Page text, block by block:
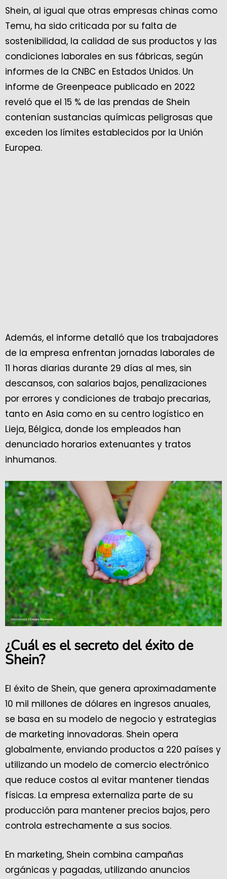
Shein, al igual que otras empresas chinas como
Temu, ha sido criticada por su falta de
sostenibilidad, la calidad de sus productos y las
condiciones laborales en sus fábricas, según
informes de la CNBC en Estados Unidos. Un
informe de Greenpeace publicado en 2022
reveló que el 15 % de las prendas de Shein
contenían sustancias químicas peligrosas que
exceden los límites establecidos por la Unión
Europea.
Además, el informe detalló que los trabajadores
de la empresa enfrentan jornadas laborales de
11 horas diarias durante 29 días al mes, sin
descansos, con salarios bajos, penalizaciones
por errores y condiciones de trabajo precarias,
tanto en Asia como en su centro logístico en
Lieja, Bélgica, donde los empleados han
denunciado horarios extenuantes y tratos
inhumanos.
¿Cuál es el secreto del éxito de
Shein?
El éxito de Shein, que genera aproximadamente
10 mil millones de dólares en ingresos anuales,
se basa en su modelo de negocio y estrategias
de marketing innovadoras. Shein opera
globalmente, enviando productos a 220 países y
utilizando un modelo de comercio electrónico
que reduce costos al evitar mantener tiendas
físicas. La empresa externaliza parte de su
producción para mantener precios bajos, pero
controla estrechamente a sus socios.
En marketing, Shein combina campañas
orgánicas y pagadas, utilizando anuncios